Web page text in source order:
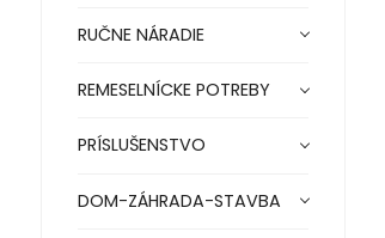
RUČNE NÁRADIE
REMESELNÍCKE POTREBY
PRÍSLUŠENSTVO
DOM-ZÁHRADA-STAVBA